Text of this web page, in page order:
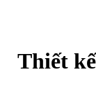
Thiết